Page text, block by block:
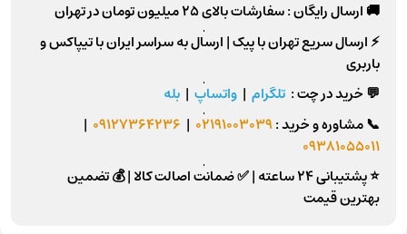
🚚 ارسال رایگان :سفارشات بالای25 میلیون تومان
در تهران
⚡ارسال سریع تهرانبا پیک |ارسال به سراسر ایرانبا تیپاکس و
باربری
💬 خرید در چت : تلگرام | واتساپ | بله
📞مشاوره و خرید :02191003039
|
09127364236
|
09381055011
⭐ پشتیبانی 24 ساعته
|✅ ضمانت اصالت کالا|💰 تضمین
بهترین قیمت